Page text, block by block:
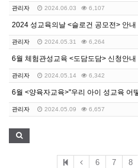
관리자 2024.06.03 6,107
2024 성교육의날 <슬로건 공모전> 안내
관리자 2024.05.31 6,264
6월 체험관성교육 <도담도담> 신청안내
관리자 2024.05.14 6,342
관리자 2024.05.09 6,657
6 7 8